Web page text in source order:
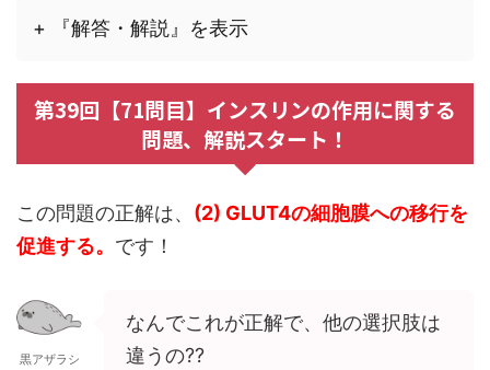
+ 『解答・解説』を表示
第39回【71問目】インスリンの作用に関する
問題、解説スタート！
この問題の正解は、 (2) GLUT4の細胞膜への移行を
促進する。 です！
黒アザラシ
なんでこれが正解で、他の選択肢は
違うの??